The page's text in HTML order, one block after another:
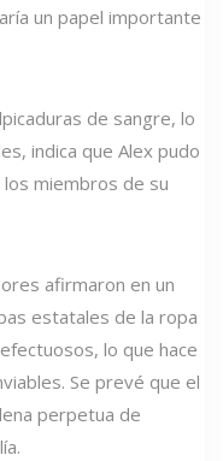
un papel importante
de sangre, lo
indica que Alex pudo
miembros de su
afirmaron en un
estatales de la ropa
lo que hace
Se prevé que el
perpetua de